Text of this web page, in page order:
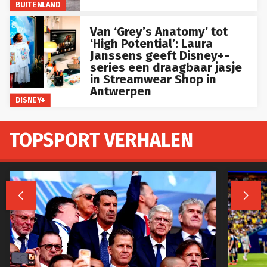
BUITENLAND
DISNEY+
Van ‘Grey’s Anatomy’ tot
‘High Potential’: Laura
Janssens geeft Disney+-
series een draagbaar jasje
in Streamwear Shop in
Antwerpen
TOPSPORT VERHALEN
 